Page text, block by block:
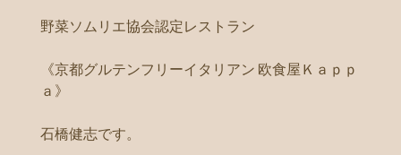
野菜ソムリエ協会認定レストラン
《京都グルテンフリーイタリアン 欧食屋Ｋａｐｐ
ａ》
石橋健志です。